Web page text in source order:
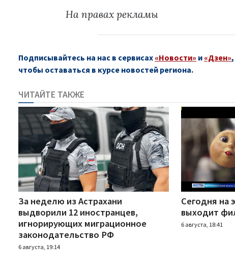
На правах рекламы
Подписывайтесь на нас в сервисах «Новости» и «Дзен»
чтобы оставаться в курсе новостей региона.
ЧИТАЙТЕ ТАКЖЕ
За неделю из Астрахани
выдворили 12 иностранцев,
игнорирующих миграционное
законодательство РФ
6 августа, 19:14
Сегодня на
выходит
6 августа, 18:41